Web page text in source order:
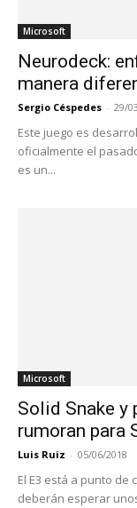
Microsoft
Neurodeck:
manera
Sergio Céspedes - 29/
Este juego es
oficialmente el
es un...
Microsoft
Solid Snake y
rumoran para
Luis Ruiz - 05/06/2018
El E3 está a punto
deberán esperar